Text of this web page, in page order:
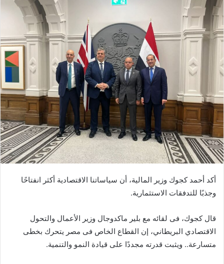
أكد أحمد كجوك وزير المالية، أن سياساتنا الاقتصادية أكثر انفتاحًا
وجذبًا للتدفقات الاستثمارية.
قال كجوك، فى لقائه مع بلير ماكدوجال وزير الأعمال والتحول
الاقتصادي البريطاني، إن القطاع الخاص فى مصر يتحرك بخطى
متسارعة.. ويثبت قدرته مجددًا على قيادة النمو والتنمية.